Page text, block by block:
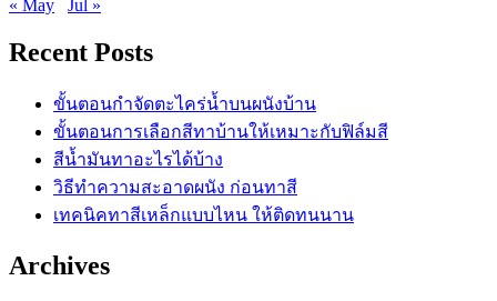
« May Jul »
Recent Posts
ขั้นตอนกำจัดตะไคร่น้ำบนผนังบ้าน
ขั้นตอนการเลือกสีทาบ้านให้เหมาะกับฟิล์มสี
สีน้ำมันทาอะไรได้บ้าง
วิธีทำความสะอาดผนัง ก่อนทาสี
เทคนิคทาสีเหล็กแบบไหน ให้ติดทนนาน
Archives